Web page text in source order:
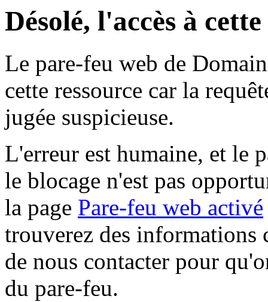
Désolé, l'accès à
Le pare-feu web de
cette ressource car la
jugée suspicieuse.
L'erreur est humaine, et le
le blocage n'est pas
la page Pare-feu web activé
trouverez des informations
de nous contacter pour
du pare-feu.